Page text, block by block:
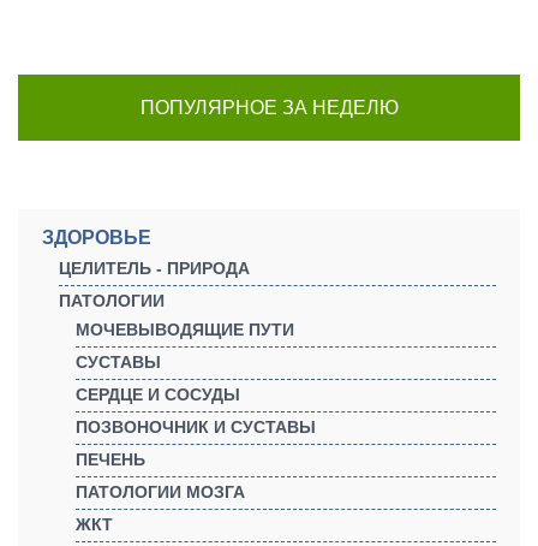
ПОПУЛЯРНОЕ ЗА НЕДЕЛЮ
ЗДОРОВЬЕ
ЦЕЛИТЕЛЬ - ПРИРОДА
ПАТОЛОГИИ
МОЧЕВЫВОДЯЩИЕ ПУТИ
СУСТАВЫ
СЕРДЦЕ И СОСУДЫ
ПОЗВОНОЧНИК И СУСТАВЫ
ПЕЧЕНЬ
ПАТОЛОГИИ МОЗГА
ЖКТ